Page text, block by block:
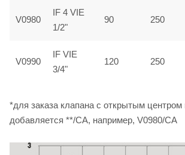
V0980
IF 4 VIE
1/2"
90 250
V0990
IF VIE
3/4"
120 250
*для заказа клапана с открытым центром
добавляется **/CA, например, V0980/CA